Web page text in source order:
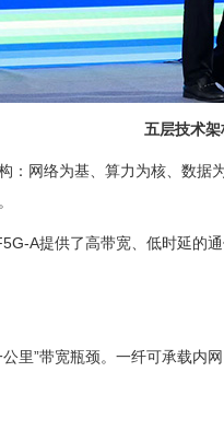
五层技术
：网络为基、算力为核、数
A提供了高带宽、低时延
里”带宽瓶颈。一纤可承载内